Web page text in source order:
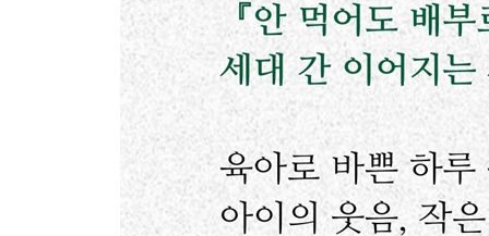
상처
미안하다, 딸아!
엄마 손길
엄마의 꿈
스물아홉 살 미란이는 대단하기도 하지
오빠
나의 외할아버지
수렁에서 건진 내 딸